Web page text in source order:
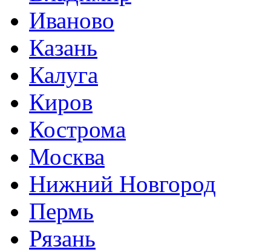
Иваново
Казань
Калуга
Киров
Кострома
Москва
Нижний Новгород
Пермь
Рязань